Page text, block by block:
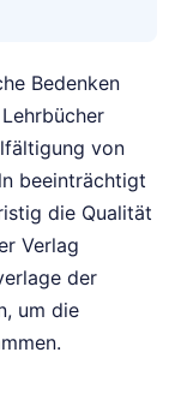
Bedenken
von
beeinträchtigt
die Qualität
Verlag
der
um die